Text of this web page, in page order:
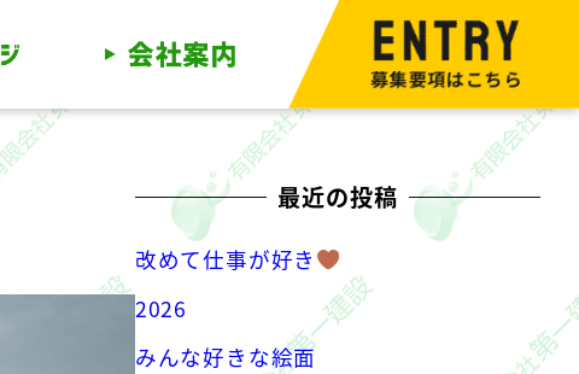
募集要項はこちら
最近の投稿
改めて仕事が好き
2026
みんな好きな絵面